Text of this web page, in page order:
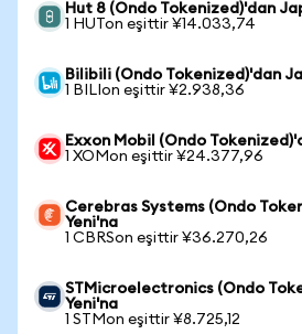
Hut 8 (Ondo Tokenized)'dan
1 HUTon eşittir ¥14.033,74
Bilibili (Ondo Tokenized)'dan
1 BILIon eşittir ¥2.938,36
Exxon Mobil (Ondo
1 XOMon eşittir ¥24.377,96
Cerebras Systems (Ondo
Yeni'na
1 CBRSon eşittir ¥36.270,26
STMicroelectronics (Ondo
Yeni'na
1 STMon eşittir ¥8.725,12